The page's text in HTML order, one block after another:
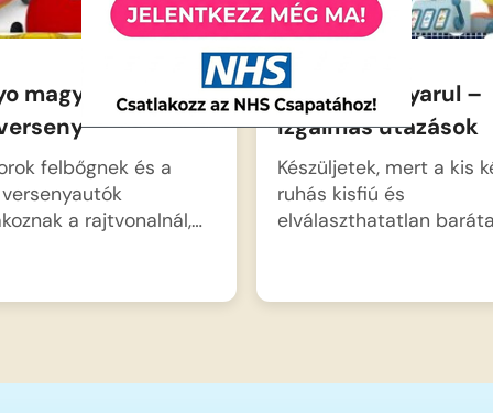
magyarul –
felbőgnek és a
a rajtvonalnál,…
Pocoyo magyarul –
izgalmas utazások
Készüljetek, mert a kis
ruhás kisfiú és
elválaszthatatlan